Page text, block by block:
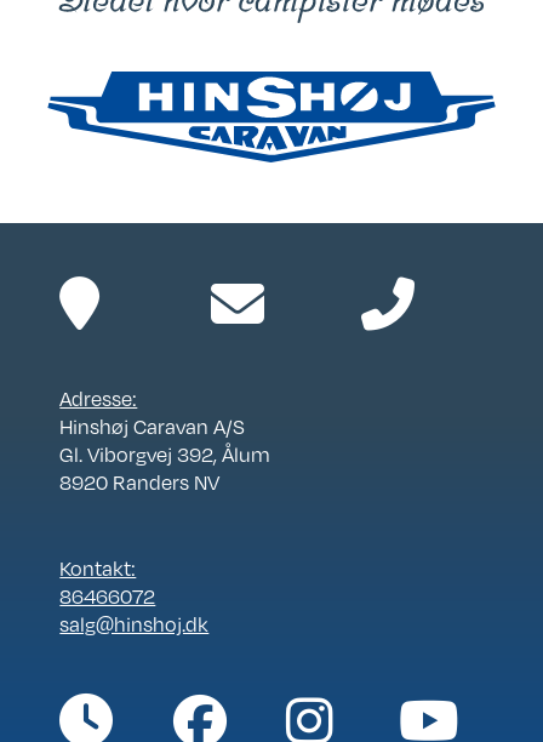
Adresse:
Hinshøj Caravan A/S
Gl. Viborgvej 392, Ålum
8920 Randers NV
Kontakt:
86466072
salg@hinshoj.dk